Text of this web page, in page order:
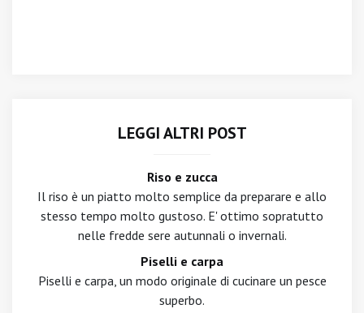
LEGGI ALTRI POST
Riso e zucca
Il riso è un piatto molto semplice da preparare e allo
stesso tempo molto gustoso. E' ottimo sopratutto
nelle fredde sere autunnali o invernali.
Piselli e carpa
Piselli e carpa, un modo originale di cucinare un pesce
superbo.